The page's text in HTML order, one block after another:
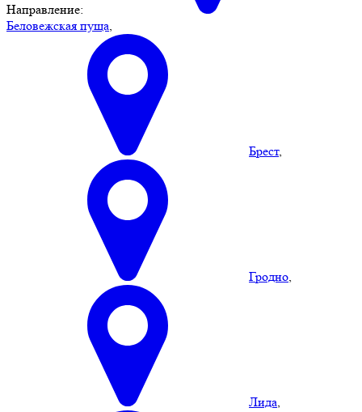
Направление:
Беловежская пуща,
Брест,
Гродно,
Лида,